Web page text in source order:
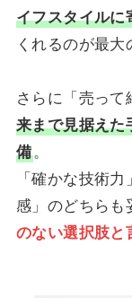
イフスタイルに
くれるのが最大
さらに「売って
来まで見据えた
備。
「確かな技術
感」のどちらも
のない選択肢と